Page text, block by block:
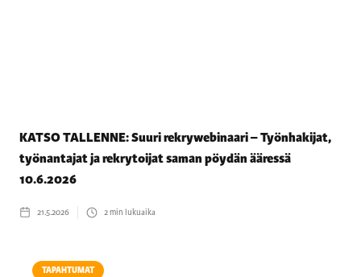
KATSO TALLENNE: Suuri rekrywebinaari – Työnhakijat,
työnantajat ja rekrytoijat saman pöydän ääressä
10.6.2026
21.5.2026 2min lukuaika
TAPAHTUMAT